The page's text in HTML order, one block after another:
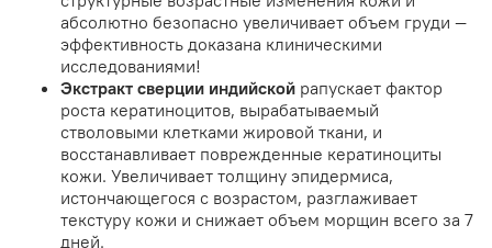
абсолютно безопасно увеличивает объем груди —
эффективность доказана клиническими
исследованиями!
Экстракт сверции индийской pапускает фактор
роста кератиноцитов, вырабатываемый
стволовыми клетками жировой ткани, и
восстанавливает поврежденные кератиноциты
кожи. Увеличивает толщину эпидермиса,
истончающегося с возрастом, разглаживает
текстуру кожи и снижает объем морщин всего за 7
дней.